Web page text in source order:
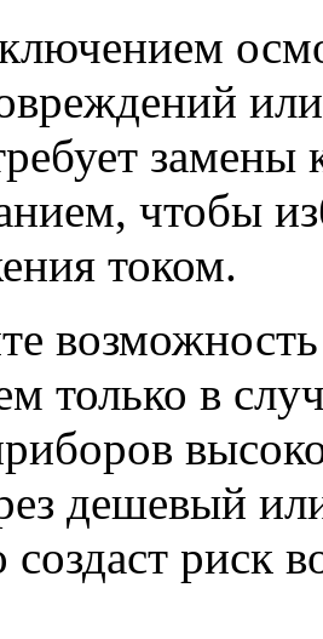
замены
чтобы
током.
только в
дешевый
создаст риск